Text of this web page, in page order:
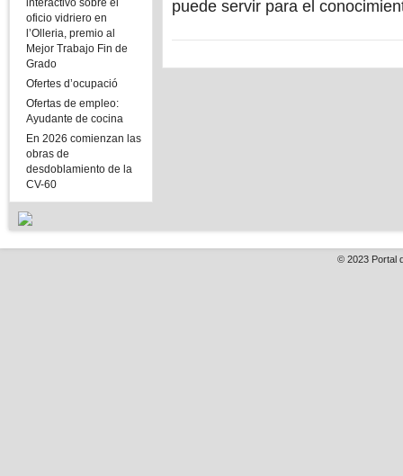
interactivo sobre el
oficio vidriero en
l’Olleria, premio al
Mejor Trabajo Fin de
Grado
Ofertes d’ocupació
Ofertas de empleo:
Ayudante de cocina
En 2026 comienzan las
obras de
desdoblamiento de la
CV-60
puede servir para el
© 2023 Portal